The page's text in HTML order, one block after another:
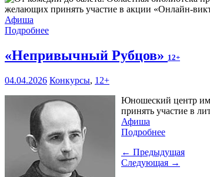
желающих принять участие в акции «Онлайн-
Афиша
Подробнее
«Непривычный Рубцов» 12+
04.04.2026 Конкурсы, 12+
Юношеский центр им.
принять участие в
Афиша
Подробнее
← Предыдущая
Следующая →